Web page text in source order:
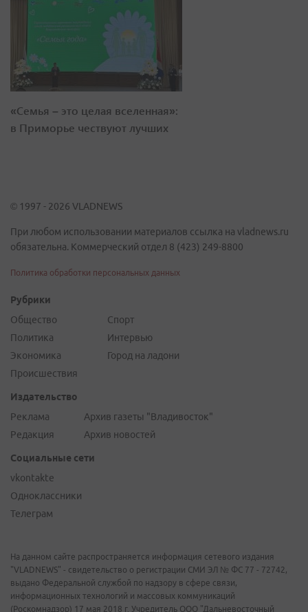
«Семья – это целая вселенная»:
в Приморье чествуют лучших
© 1997 - 2026 VLADNEWS
При любом использовании материалов ссылка на vladnews.ru
обязательна. Коммерческий отдел 8 (423) 249-8800
Политика обработки персональных данных
Рубрики
Общество
Политика
Экономика
Происшествия
Спорт
Интервью
Город на ладони
Издательство
Реклама
Редакция
Архив газеты "Владивосток"
Архив новостей
Социальные сети
vkontakte
Одноклассники
Телеграм
На данном сайте распространяется информация сетевого издания
"VLADNEWS" - свидетельство о регистрации СМИ ЭЛ № ФС 77 - 72742,
выдано Федеральной службой по надзору в сфере связи,
информационных технологий и массовых коммуникаций
(Роскомнадзор) 17 мая 2018 г. Учредитель ООО "Дальневосточный